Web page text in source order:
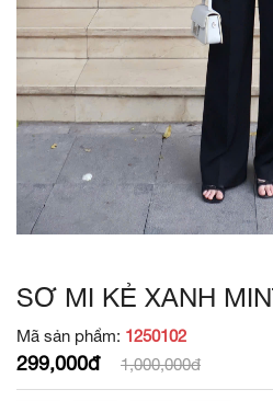
SƠ MI KẺ XANH
Mã sản phẩm: 1250102
299,000đ 1,000,000đ